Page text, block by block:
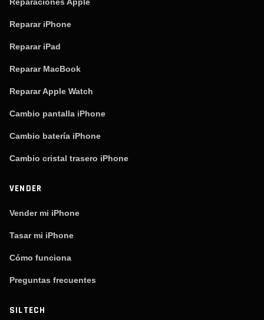
Reparar iPhone
Reparar iPad
Reparar MacBook
Reparar Apple Watch
Cambio pantalla iPhone
Cambio batería iPhone
Cambio cristal trasero iPhone
VENDER
Vender mi iPhone
Tasar mi iPhone
Cómo funciona
Preguntas frecuentes
SILTECH